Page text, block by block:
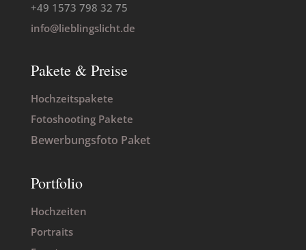
+49 1573 798 32 75
info@lieblingslicht.de
Pakete & Preise
Hochzeitspakete
Fotoshooting Pakete
Bewerbungsfoto Paket
Portfolio
Hochzeiten
Portraits